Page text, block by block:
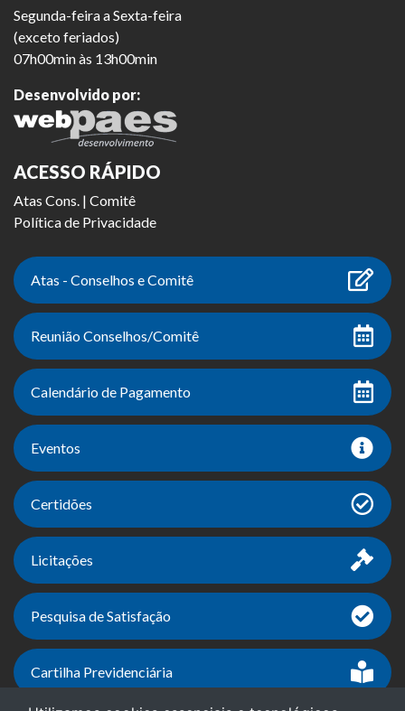
Segunda-feira a Sexta-feira
(exceto feriados)
07h00min às 13h00min
Desenvolvido por:
ACESSO RÁPIDO
Atas Cons. | Comitê
Política de Privacidade
Atas - Conselhos e Comitê
Reunião Conselhos/Comitê
Calendário de Pagamento
Eventos
Certidões
Licitações
Pesquisa de Satisfação
Cartilha Previdenciária